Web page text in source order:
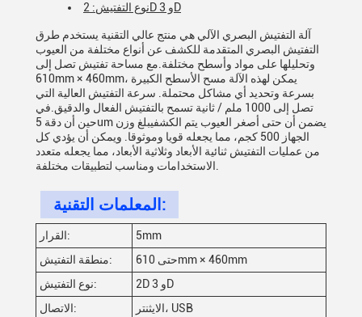
نوع التفتيش: 2D و 3D
آلة التفتيش البصري الآلي هي منتج عالي التقنية يستخدم طرق
التفتيش البصري المتقدمة للكشف عن أنواع مختلفة من العيوب
وتحليلها على مواد وأسطح مختلفة.مع مساحة تفتيش تصل إلى
610mm × 460mm، يمكن لهذه الآلة مسح الأسطح الكبيرة
بسرعة وتحديد أي مشاكل محتملة. سرعة التفتيش العالية التي
تصل إلى 1000 ملم / ثانية تسمح بالتفتيش الفعال والدقيق.في
حين أن دقة 5um يضمن أن حتى أصغر العيوب يتم الكشفيبلغ وزن
الجهاز 500 كجم، مما يجعله قويا وموثوقا. ويمكن أن يؤدي كل
من عمليات التفتيش ثنائية الأبعاد وثلاثية الأبعاد، مما يجعله متعدد
المعلمات التقنية:
القرار:
5mm
منطقة التفتيش:
حتى 610mm × 460mm
نوع التفتيش:
2D و 3D
الاتصال:
الايثنتر، USB